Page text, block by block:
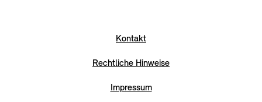
Kontakt
Rechtliche Hinweise
Impressum